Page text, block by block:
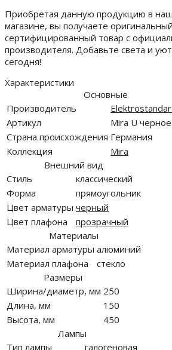
Приобретая данную продукцию в
магазине, вы получаете оригинальный
сертифицированный товар с
производителя. Добавьте света и
сегодня!
Характеристики
Основные
Производитель
Артикул
Mira U
Страна происхождения Германия
Коллекция
Mira
Внешний вид
Стиль
классический
Форма
прямоугольник
Цвет арматуры черный
Цвет плафона
прозрачный
Материалы
Материал арматуры алюминий
Материал плафона
стекло
Размеры
Ширина/диаметр, мм 250
Длина, мм
150
Высота, мм
450
Лампы
Тип лампы
галогеновая